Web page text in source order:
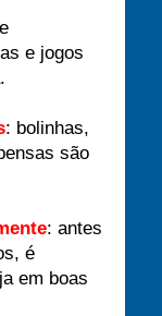
e jogos
: bolinhas,
são
: antes
é
em boas